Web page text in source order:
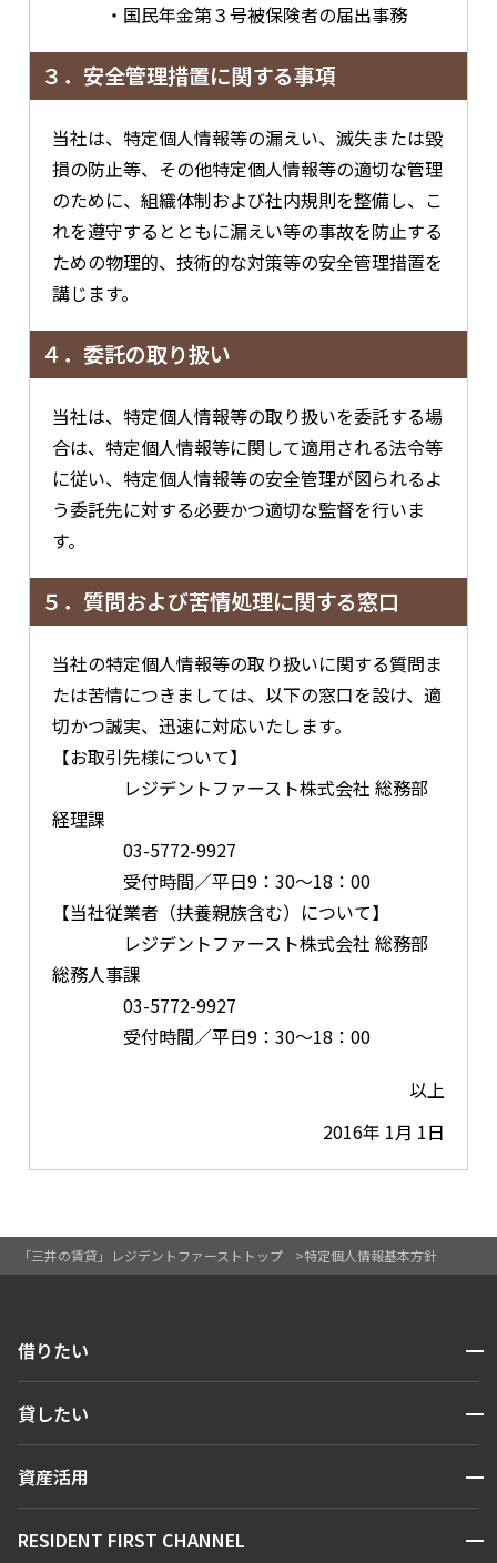
「三井の賃貸」レジデントファーストトップ 特定個人情報基本方針
・国民年金第３号被保険者の届出事務
３．安全管理措置に関する事項
当社は、特定個人情報等の漏えい、滅失または毀
損の防止等、その他特定個人情報等の適切な管理
のために、組織体制および社内規則を整備し、こ
れを遵守するとともに漏えい等の事故を防止する
ための物理的、技術的な対策等の安全管理措置を
講じます。
４．委託の取り扱い
当社は、特定個人情報等の取り扱いを委託する場
合は、特定個人情報等に関して適用される法令等
に従い、特定個人情報等の安全管理が図られるよ
う委託先に対する必要かつ適切な監督を行いま
す。
５．質問および苦情処理に関する窓口
当社の特定個人情報等の取り扱いに関する質問ま
たは苦情につきましては、以下の窓口を設け、適
切かつ誠実、迅速に対応いたします。
【お取引先様について】
レジデントファースト株式会社 総務部
経理課
03-5772-9927
受付時間／平日9：30～18：00
【当社従業者（扶養親族含む）について】
レジデントファースト株式会社 総務部
総務人事課
03-5772-9927
受付時間／平日9：30～18：00
以上
2016年 1月 1日
借りたい 開閉
人気エリアから探す
貸したい 開閉
お問い合わせ
資産活用 開閉
お問い合わせ
RESIDENT FIRST CHANNEL 開閉